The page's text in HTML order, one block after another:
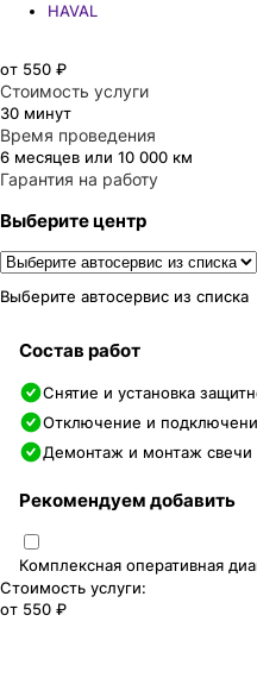
HAVAL
от 550 ₽
Стоимость услуги
30 минут
Время проведения
6 месяцев или 10 000 км
Гарантия на работу
Выберите центр
Выберите автосервис из списка
Состав работ
Снятие и установка
Отключение и
Демонтаж и монтаж свечи
Рекомендуем добавить
Комплексная оперативная
Стоимость услуги:
от 550 ₽